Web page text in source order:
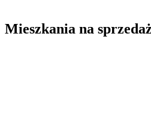
Mieszkania na